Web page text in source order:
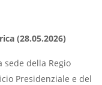
(28.05.2026)
sede della Regio
Presidenziale e del